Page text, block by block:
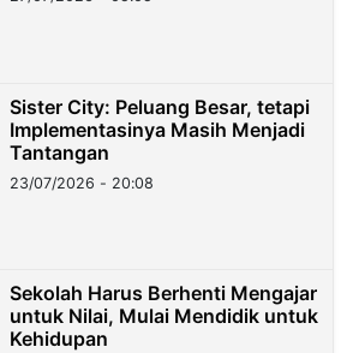
Sister City: Peluang Besar, tetapi
Implementasinya Masih Menjadi
Tantangan
23/07/2026 - 20:08
Sekolah Harus Berhenti Mengajar
untuk Nilai, Mulai Mendidik untuk
Kehidupan